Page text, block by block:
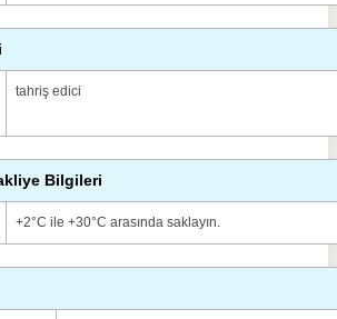
tahriş edici
Bilgileri
+2°C ile +30°C arasında saklayın.